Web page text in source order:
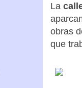
La
obras
que